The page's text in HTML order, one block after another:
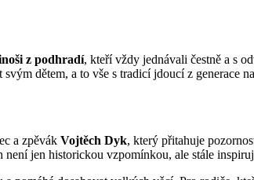
z podhradí, kteří vždy jednávali čestně a s
dětem, a to vše s tradicí jdoucí z generace
a zpěvák Vojtěch Dyk, který přitahuje
jen historickou vzpomínkou, ale stále